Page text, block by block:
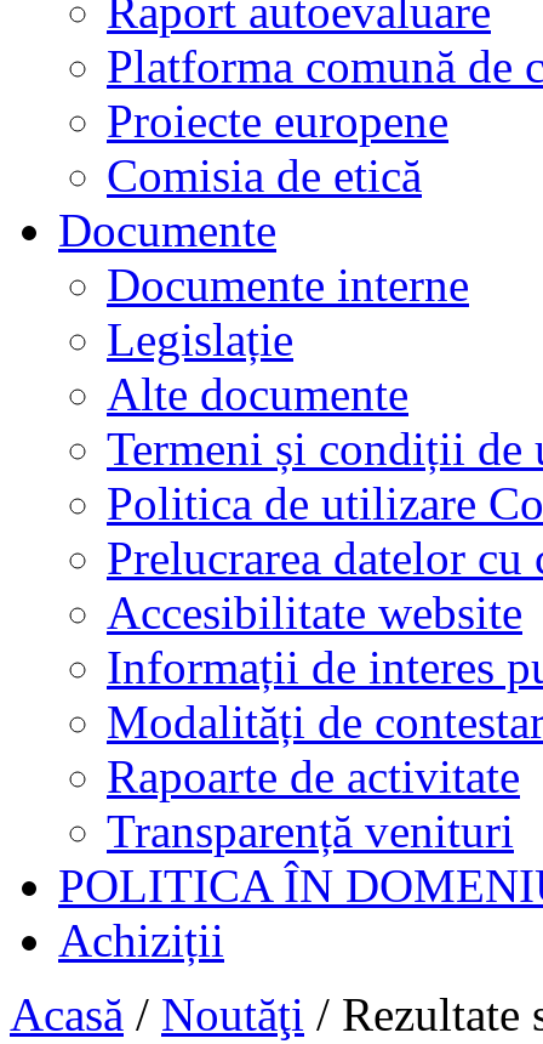
Raport autoevaluare
Platforma comună de
Proiecte europene
Comisia de etică
Documente
Documente interne
Legislație
Alte documente
Termeni și condiții de
Politica de utilizare
Prelucrarea datelor cu
Accesibilitate website
Informații de interes
Modalități de
Rapoarte de activitate
Transparență venituri
POLITICA ÎN
Achiziții
Acasă / Noutăţi / Rezultate